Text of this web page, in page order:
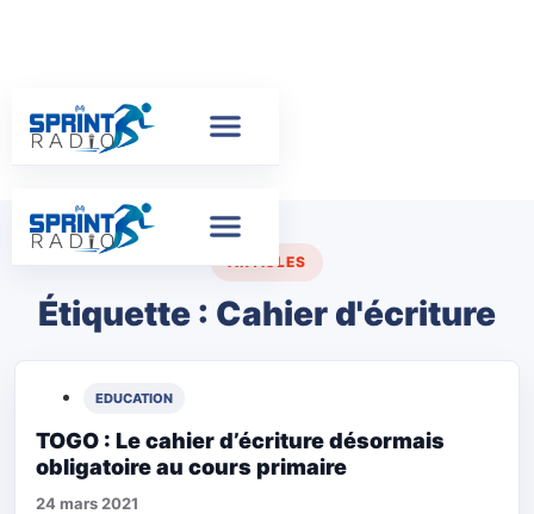
ARTICLES
Étiquette : Cahier d'écriture
EDUCATION
TOGO : Le cahier d’écriture désormais
obligatoire au cours primaire
24 mars 2021